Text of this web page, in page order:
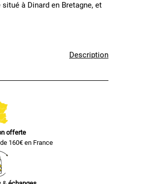
à Dinard en Bretagne, et
Description
offerte
160€ en France